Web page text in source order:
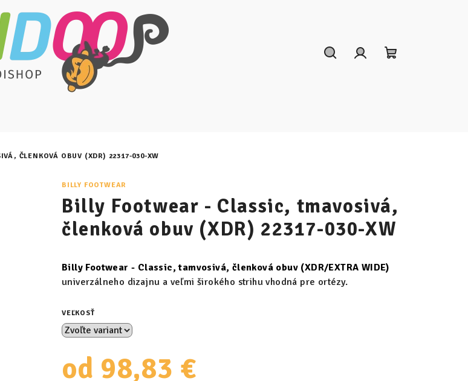
ČLENKOVÁ OBUV (XDR) 22317-030-XW
BILLY FOOTWEAR
Billy Footwear - Classic, tmavosivá,
členková obuv (XDR) 22317-030-XW
Billy Footwear - Classic, tamvosivá, členková obuv (XDR/EXTRA WIDE)
univerzálneho dizajnu a veľmi širokého strihu vhodná pre ortézy.
VEĽKOSŤ
od 98,83 €